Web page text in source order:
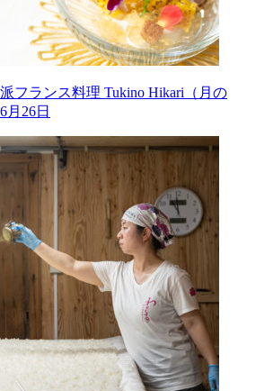
フランス料理 Tukino Hikari（月の
月26日